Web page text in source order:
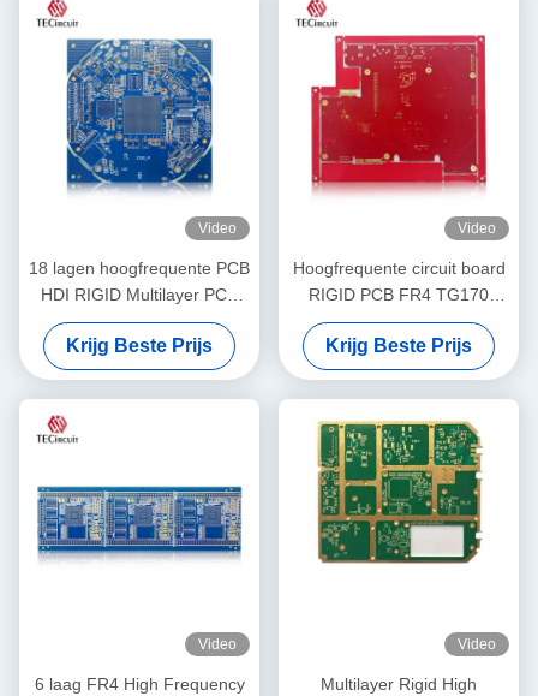
Video
18 lagen hoogfrequente PCB
HDI RIGID Multilayer PCB
fabricage
Krijg Beste Prijs
Video
Hoogfrequente circuit board
RIGID PCB FR4 TG170
Goud Finger 1,6 mm Dikte
10U
Krijg Beste Prijs
Video
6 laag FR4 High Frequency
Video
Multilayer Rigid High